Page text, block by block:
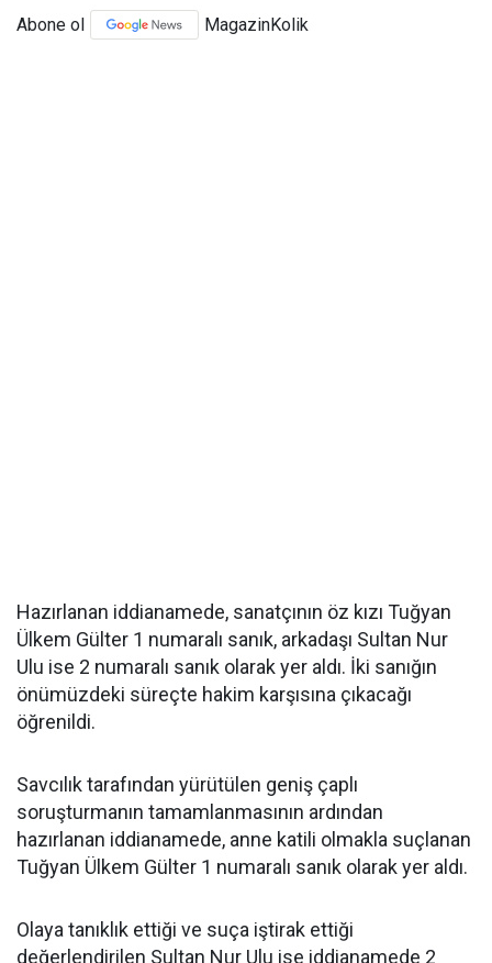
Abone ol MagazinKolik
Hazırlanan iddianamede, sanatçının öz kızı Tuğyan
Ülkem Gülter 1 numaralı sanık, arkadaşı Sultan Nur
Ulu ise 2 numaralı sanık olarak yer aldı. İki sanığın
önümüzdeki süreçte hakim karşısına çıkacağı
öğrenildi.
Savcılık tarafından yürütülen geniş çaplı
soruşturmanın tamamlanmasının ardından
hazırlanan iddianamede, anne katili olmakla suçlanan
Tuğyan Ülkem Gülter 1 numaralı sanık olarak yer aldı.
Olaya tanıklık ettiği ve suça iştirak ettiği
değerlendirilen Sultan Nur Ulu ise iddianamede 2